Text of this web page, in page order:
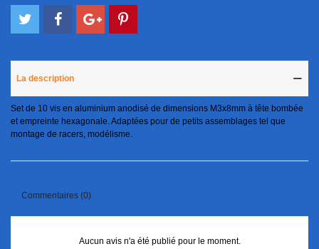
La description
Set de 10 vis en aluminium anodisé de dimensions M3x8mm à tête bombée
et empreinte hexagonale. Adaptées pour de petits assemblages tel que
montage de racers, modélisme.
Commentaires (0)
Aucun avis n'a été publié pour le moment.